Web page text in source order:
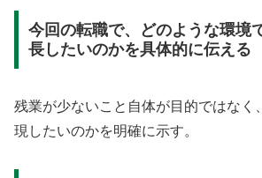
今回の転職で、どのような環境
長したいのかを具体的に伝える
残業が少ないこと自体が目的ではなく
現したいのかを明確に示す。